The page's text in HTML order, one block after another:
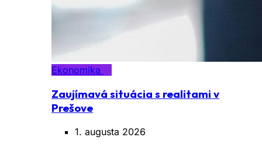
Ekonomika
Zaujímavá situácia s realitami v
Prešove
1. augusta 2026